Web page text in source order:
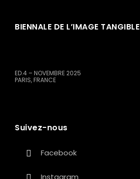
BIENNALE DE L’IMAGE TANGIBLE
ED.4 – NOVEMBRE 2025
PARIS, FRANCE
Suivez-nous
Facebook
Instagram